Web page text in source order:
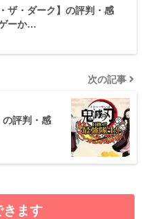
ザ・ダーク】の評判・感
ーか…
次の記事
の評判・感
きます